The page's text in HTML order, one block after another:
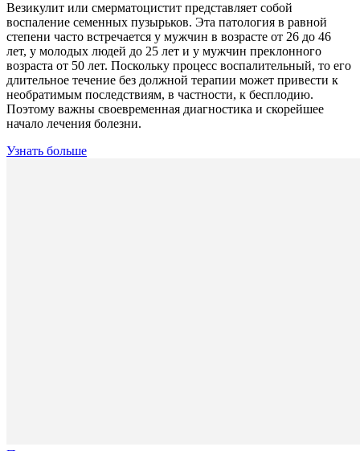
Везикулит или смерматоцистит представляет собой
воспаление семенных пузырьков. Эта патология в равной
степени часто встречается у мужчин в возрасте от 26 до 46
лет, у молодых людей до 25 лет и у мужчин преклонного
возраста от 50 лет. Поскольку процесс воспалительный, то его
длительное течение без должной терапии может привести к
необратимым последствиям, в частности, к бесплодию.
Поэтому важны своевременная диагностика и скорейшее
начало лечения болезни.
Узнать больше